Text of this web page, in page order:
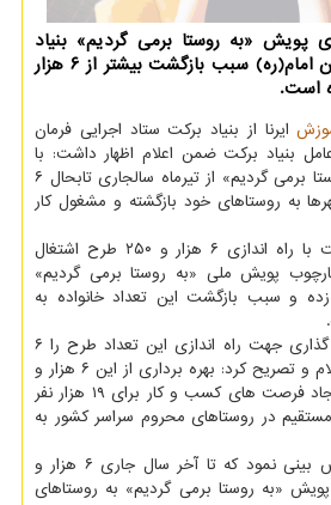
پویش «به روستا برمی گردیم» بنیاد
برکت ستاد اجرایی فرمان امام(ره) سبب بازگشت بیشتر از ۶ هزار
است.
ایرنا از بنیاد برکت ستاد اجرایی فرمان
بنیاد برکت ضمن اعلام اظهار داشت: با
اجرای پویش ملی «به روستا برمی گردیم» از تیرماه سالجاری تابحال ۶
از شهرها به روستاهای خود بازگشته و مشغول کار
وی عنوان کرد: بنیاد برکت با راه اندازی ۶ هزار و ۲۵۰ طرح اشتغال
پویش ملی «به روستا برمی گردیم»
و سبب بازگشت این تعداد خانواده به
ترکمانه، حجم کل سرمایه گذاری جهت راه اندازی این تعداد طرح را ۶
هزار و ۷۸۵ میلیاردریال اعلام و تصریح کرد: بهره برداری از این ۶ هزار و
۲۵۰ طرح اشتغال زایی ایجاد فرصت های کسب و کار برای ۱۹ هزار نفر
در روستاهای محروم سراسر کشور به
مدیرعامل بنیاد برکت پیش بینی نمود که تا آخر سال جاری ۶ هزار و
پویش «به روستا برمی گردیم» به روستاهای